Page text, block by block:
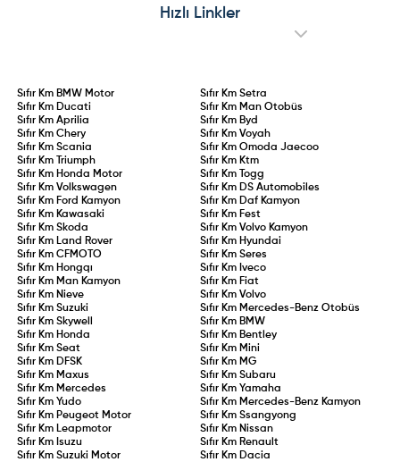
sürücülük süresi kanunlaştı. 75 ceza
puanının aşılması, 0,20 promil üzeri
arızalar ve Ford Edsel’i aratmayan
performansıyla model adeta sınıfta
Hızlı Linkler
Sıfır Km BMW Motor Sıfır Km Setra
Sıfır Km Ducati Sıfır Km Man Otobüs
Sıfır KmAprilia Sıfır Km Byd
Sıfır KmChery Sıfır Km Voyah
Sıfır KmScania Sıfır Km Omoda Jaecoo
Sıfır Km
Triumph Sıfır Km Ktm
Sıfır Km Honda Motor Sıfır Km
Togg
Sıfır KmVolkswagen Sıfır Km DS Automobiles
Sıfır Km Ford Kamyon Sıfır Km Daf Kamyon
Sıfır Km Kawasaki Sıfır Km Fest
Sıfır KmSkoda Sıfır Km Volvo Kamyon
Sıfır Km Land Rover Sıfır Km Hyundai
Sıfır KmCFMOTO Sıfır Km Seres
Sıfır Km Hongqı Sıfır Km Iveco
Sıfır Km Man Kamyon Sıfır Km Fiat
Sıfır Km Nieve Sıfır Km Volvo
Sıfır KmSuzuki Sıfır Km Mercedes-Benz Otobüs
Sıfır KmSkywell Sıfır Km BMW
Sıfır Km Honda Sıfır Km Bentley
Sıfır KmSeat Sıfır Km Mini
Sıfır Km DFSK Sıfır Km MG
Sıfır Km Maxus Sıfır Km Subaru
Sıfır Km Mercedes Sıfır Km Yamaha
Sıfır KmYudo Sıfır Km Mercedes-Benz Kamyon
Sıfır Km Peugeot Motor Sıfır Km Ssangyong
Sıfır Km Leapmotor Sıfır Km Nissan
Sıfır Km Isuzu Sıfır Km Renault
Sıfır KmSuzuki Motor Sıfır Km Dacia